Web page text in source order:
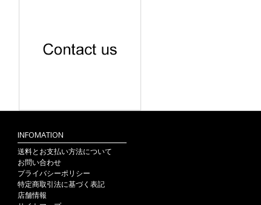
INFOMATION
送料とお支払い方法について
お問い合わせ
プライバシーポリシー
特定商取引法に基づく表記
店舗情報